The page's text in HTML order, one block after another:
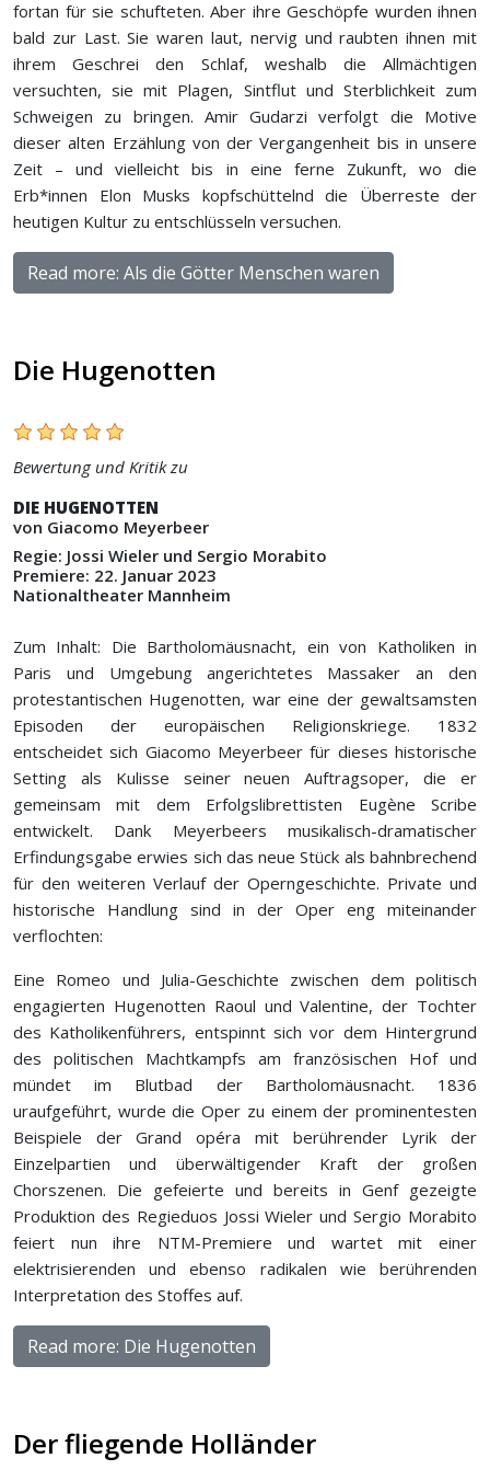
fortan für sie schufteten. Aber ihre Geschöpfe wurden ihnen
bald zur Last. Sie waren laut, nervig und raubten ihnen mit
ihrem Geschrei den Schlaf, weshalb die Allmächtigen
versuchten, sie mit Plagen, Sintflut und Sterblichkeit zum
Schweigen zu bringen. Amir Gudarzi verfolgt die Motive
dieser alten Erzählung von der Vergangenheit bis in unsere
Zeit – und vielleicht bis in eine ferne Zukunft, wo die
Erb*innen Elon Musks kopfschüttelnd die Überreste der
heutigen Kultur zu entschlüsseln versuchen.
Read more: Als die Götter Menschen waren
Die Hugenotten
Bewertung und Kritik zu
DIE HUGE­NOTTEN
von Giacomo Meyerbeer
Regie: Jossi Wieler und Sergio Morabito
Premiere: 22. Januar 2023
Nationaltheater Mannheim
Zum Inhalt: Die Bartholomäusnacht, ein von Katholiken in
Paris und Umgebung angerichtetes Massaker an den
protestantischen Hugenotten, war eine der gewaltsamsten
Episoden der europäischen Religionskriege. 1832
entscheidet sich Giacomo Meyerbeer für dieses historische
Setting als Kulisse seiner neuen Auftragsoper, die er
gemeinsam mit dem Erfolgslibrettisten Eugène Scribe
entwickelt. Dank Meyerbeers musikalisch-dramatischer
Erfindungsgabe erwies sich das neue Stück als bahnbrechend
für den weiteren Verlauf der Operngeschichte. Private und
historische Handlung sind in der Oper eng miteinander
verflochten:
Eine Romeo und Julia-Geschichte zwischen dem politisch
engagierten Hugenotten Raoul und Valentine, der Tochter
des Katholikenführers, entspinnt sich vor dem Hintergrund
des politischen Machtkampfs am französischen Hof und
mündet im Blutbad der Bartholomäusnacht. 1836
uraufgeführt, wurde die Oper zu einem der prominentesten
Beispiele der Grand opéra mit berührender Lyrik der
Einzelpartien und überwältigender Kraft der großen
Chorszenen. Die gefeierte und bereits in Genf gezeigte
Produktion des Regieduos Jossi Wieler und Sergio Morabito
feiert nun ihre NTM-Premiere und wartet mit einer
elektrisierenden und ebenso radikalen wie berührenden
Interpretation des Stoffes auf.
Read more: Die Hugenotten
Der fliegende Holländer